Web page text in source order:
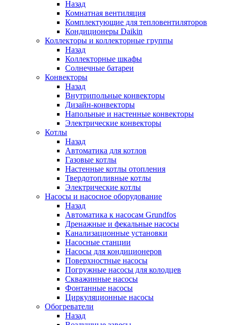
Назад
Комнатная вентиляция
Комплектующие для тепловентиляторов
Кондиционеры Daikin
Коллекторы и коллекторные группы
Назад
Коллекторные шкафы
Солнечные батареи
Конвекторы
Назад
Внутрипольные конвекторы
Дизайн-конвекторы
Напольные и настенные конвекторы
Электрические конвекторы
Котлы
Назад
Автоматика для котлов
Газовые котлы
Настенные котлы отопления
Твердотопливные котлы
Электрические котлы
Насосы и насосное оборудование
Назад
Автоматика к насосам Grundfos
Дренажные и фекальные насосы
Канализационные установки
Насосные станции
Насосы для кондиционеров
Поверхностные насосы
Погружные насосы для колодцев
Скважинные насосы
Фонтанные насосы
Циркуляционные насосы
Обогреватели
Назад